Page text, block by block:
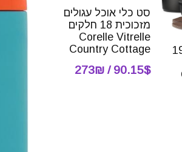
ומחבתות 19
סט כלי אוכל עגולים
מזכוכית 18 חלקים
Corelle Vitrelle
Country Cottage
90.15$ / 273₪